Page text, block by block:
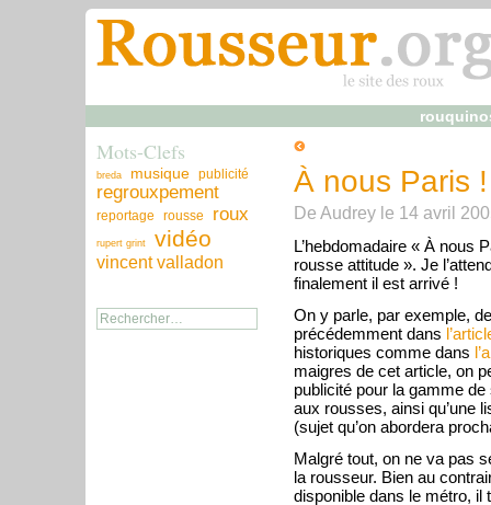
Mots-Clefs
breda musique publicité
regrouxpement
reportage rousse roux
rupert grint vidéo
vincent valladon
À nous Paris !
De Audreyle 14 avril
L’hebdomadaire « À nous
rousse attitude ». Je
finalement il est arrivé !
On y parle, par exemple,
précédemment dans
historiques comme dans
maigres de cet article, on
publicité pour la gamme
aux rousses, ainsi qu’une
(sujet qu’on abordera
Malgré tout, on ne va pas
la rousseur. Bien au
disponible dans le métro, il